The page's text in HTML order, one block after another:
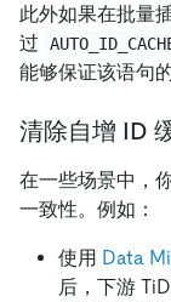
此外如果在批量
过
能够保证该语句
清除自增 ID
在一些场景中，
一致性。例如：
使用 Data
后，下游